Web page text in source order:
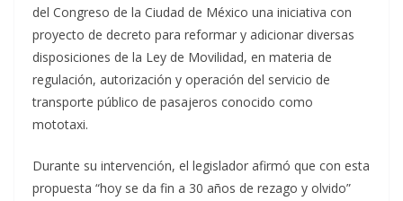
del Congreso de la Ciudad de México una iniciativa con
proyecto de decreto para reformar y adicionar diversas
disposiciones de la Ley de Movilidad, en materia de
regulación, autorización y operación del servicio de
transporte público de pasajeros conocido como
mototaxi.
Durante su intervención, el legislador afirmó que con esta
propuesta “hoy se da fin a 30 años de rezago y olvido”